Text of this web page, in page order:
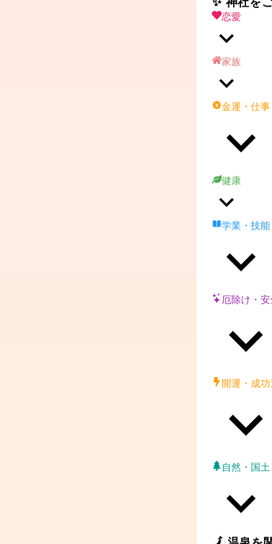
恋愛
家族
金運・仕事
健康
学業・技能
厄除け・安
開運・成功
自然・国土